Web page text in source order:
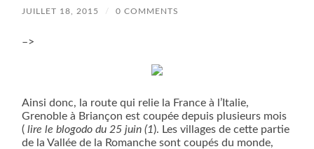
JUILLET 18, 2015 / 0 COMMENTS
–>
Ainsi donc, la route qui relie la France à l’Italie,
Grenoble à Briançon est coupée depuis plusieurs mois
(lire le blogodo du 25 juin (1). Les villages de cette partie
de la Vallée de la Romanche sont coupés du monde,